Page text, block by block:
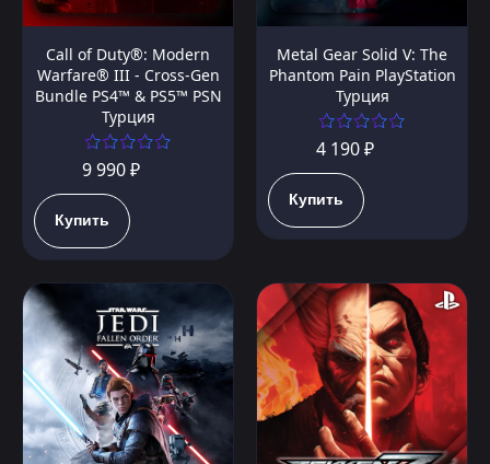
Call of Duty®: Modern
Warfare® III - Cross-Gen
Bundle PS4™ & PS5™ PSN
Турция
9 990 ₽
Купить
Metal Gear Solid V: The
Phantom Pain PlayStation
Турция
4 190 ₽
Купить